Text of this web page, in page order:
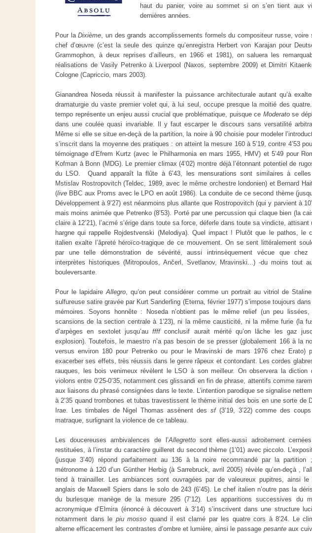
haut du panier, voire au sommet si on s’en tient aux
dernières années.
Pour laDixième, un des grands accomplissements formels du compositeur russe, voire
chef d’œuvre (c’est la seule des quinze qu’enregistra Herbert von Karajan pour
Grammophon, à deux reprises d’ailleurs, en 1966 et 1981), on saluera les
réalisations de Vasily Petrenko à Liverpool (Naxos, septembre 2009) et Dimitri
Cologne (Capriccio, mars 2003).
Gianandrea Noseda réussit à manifester la puissance architecturale autant qu’à
dramaturgie du vaste premier volet qui, à lui seul, occupe presque la moitié des
tempo représente un enjeu aussi crucial que problématique, puisque ce Moderatose
dans une coulée quasi invariable. Il y faut escarper le discours sans versatilité
Même si elle se situe en-deçà de la partition, la noire à 90 choisie pour modeler
s’inscrit dans la moyenne des pratiques : on atteint la mesure 160 à 5’19, contre 4’53
témoignage d’Efrem Kurtz (avec le Philharmonia en mars 1955, HMV) et 5’49 pour
Kofman à Bonn (MDG). Le premier climax (4’02) montre déjà l’étonnant potentiel de
du LSO. Quand apparaît la flûte à 6’43, les mensurations sont similaires à
Mstislav Rostropovitch (Teldec, 1989, avec le même orchestre londonien) et Bernard
(live BBC aux Proms avec le LPO en août 1986). La conduite de ce second thème
Développement à 9’27) est néanmoins plus allante que Rostropovitch (qui y parvient à
mais moins animée que Petrenko (8’53). Porté par une percussion qui claque bien (la
claire à 12’21), l’acmé s’érige dans toute sa force, déferle dans toute sa vindicte, attisant
hargne qui rappelle Rojdestvenski (Melodiya). Quel impact ! Plutôt que le pathos, le
italien exalte l’âpreté héroïco-tragique de ce mouvement. On se sent littéralement
par une telle démonstration de sévérité, aussi intrinsèquement vécue que chez
interprètes historiques (Mitropoulos, Ančerl, Svetlanov, Mravinski...) -du moins tout
bouleversante.
Pour le lapidaireAllegro, qu’on peut considérer comme un portrait au vitriol de
sulfureuse satire gravée par Kurt Sanderling (Eterna, février 1977) s’impose toujours
mémoires. Soyons honnête : Noseda n’obtient pas le même relief (un peu lissées,
scansions de la section centrale à 1’23), ni la même causticité, ni la même furie (la
d’arpèges en sextolet jusqu’au ffffconclusif aurait mérité qu’on lâche les gaz
explosion). Toutefois, le maestro n’a pas besoin de se presser (globalement 166 à la
versus environ 180 pour Petrenko ou pour le Mravinski de mars 1976 chez Erato)
exacerber ses effets, très réussis dans le genre râpeux et contondant. Les cordes
rauques, les bois venimeux révèlent le LSO à son meilleur. On observera la diction
violons entre 0’25-0’35, notamment ces glissandi en fin de phrase, attentifs comme
aux liaisons du phrasé consignées dans le texte. L’intention parodique se signalise
à 2’35 quand trombones et tubas travestissent le thème initial des bois en une sorte de
Irae. Les timbales de Nigel Thomas assènent des sf(3’19, 3’22) comme des
matraque, surlignant la violence de ce tableau.
Les doucereuses ambivalences de l’Allegrettosont elles-aussi adroitement
restituées, à l’instar du caractère guilleret du second thème (1’01) avec piccolo.
(jusque 3’40) répond parfaitement au 136 à la noire recommandé par la partition
métronome à 120 d’un Günther Herbig (à Sarrebruck, avril 2005) révèle qu’en-deçà ,
tend à trainailler. Les ambiances sont ouvragées par de valeureux pupitres, ainsi le
anglais de Maxwell Spiers dans le solo de 243 (6’45). Le chef italien n’outre pas la
du burlesque manège de la mesure 295 (7’12). Les apparitions successives du
acronymique d’Elmira (énoncé à découvert à 3’14) s’inscrivent dans une structure
notamment dans le piu mosso quand il est clamé par les quatre cors à 8’24. Le
alterne efficacement les contrastes d’ombre et lumière, ainsi le passage pesanteaux